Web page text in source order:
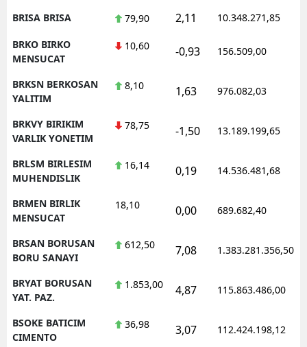
BRISA BRISA 79,90 2,11 10.348.271,85
BRKO BIRKO
MENSUCAT
10,60 -0,93 156.509,00
BRKSN BERKOSAN
YALITIM
8,10 1,63 976.082,03
BRKVY BIRIKIM
VARLIK YONETIM
78,75 -1,50 13.189.199,65
BRLSM BIRLESIM
MUHENDISLIK
16,14 0,19 14.536.481,68
BRMEN BIRLIK
MENSUCAT
18,10 0,00 689.682,40
BRSAN BORUSAN
BORU SANAYI
612,50 7,08 1.383.281.356,50
BRYAT BORUSAN
YAT. PAZ.
1.853,00 4,87 115.863.486,00
BSOKE BATICIM
CIMENTO
36,98 3,07 112.424.198,12